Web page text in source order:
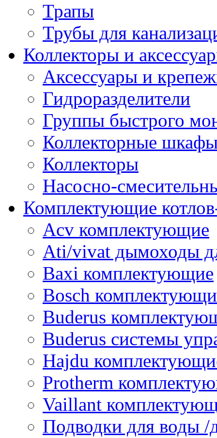
Трапы
Трубы для
Коллекторы и
Аксессуары и
Гидроразделители
Группы быстрого
Коллекторные
Коллекторы
Насосно-
Комплектующие
Acv комплектующие
Ati/vivat дымоходы
Baxi комплектующие
Bosch
Buderus
Buderus системы
Hajdu
Protherm
Vaillant
Подводки для воды /